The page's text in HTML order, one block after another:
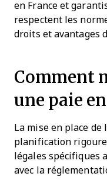
en France et
respectent les
droits et avantages
Comment
une paie
La mise en place de
planification
légales spécifiques
avec la